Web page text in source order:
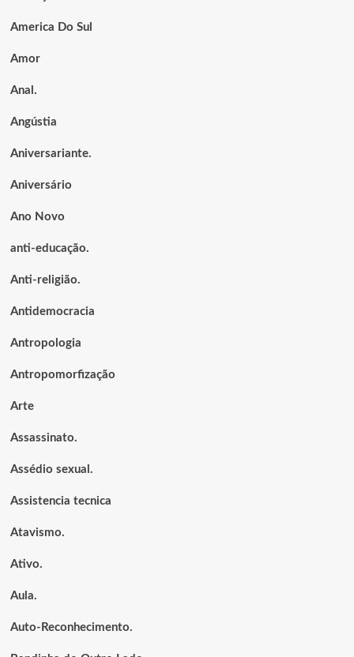
America Do Sul
Amor
Anal.
Angústia
Aniversariante.
Aniversário
Ano Novo
anti-educação.
Anti-religião.
Antidemocracia
Antropologia
Antropomorfização
Arte
Assassinato.
Assédio sexual.
Assistencia tecnica
Atavismo.
Ativo.
Aula.
Auto-Reconhecimento.